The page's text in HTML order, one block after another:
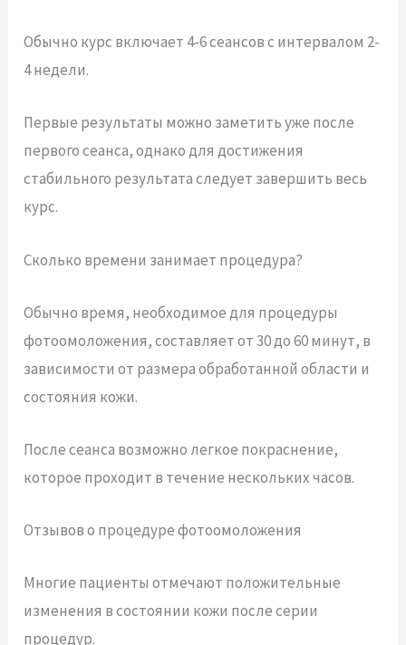
Обычно курс включает 4-6 сеансов с интервалом 2-
4 недели.
Первые результаты можно заметить уже после
первого сеанса, однако для достижения
стабильного результата следует завершить весь
курс.
Сколько времени занимает процедура?
Обычно время, необходимое для процедуры
фотоомоложения, составляет от 30 до 60 минут, в
зависимости от размера обработанной области и
состояния кожи.
После сеанса возможно легкое покраснение,
которое проходит в течение нескольких часов.
Отзывов о процедуре фотоомоложения
Многие пациенты отмечают положительные
изменения в состоянии кожи после серии
процедур.